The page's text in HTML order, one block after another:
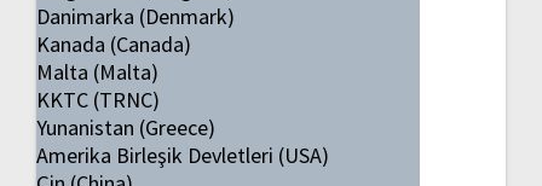
Danimarka (Denmark)
Kanada (Canada)
Malta (Malta)
KKTC (TRNC)
Yunanistan (Greece)
Amerika Birleşik Devletleri (USA)